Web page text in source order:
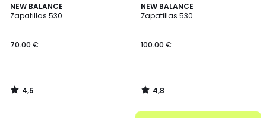
NEW BALANCE
Zapatillas 530
70.00 €
4,5
/ 5
4,5
/
NEW BALANCE
Zapatillas 530
100.00 €
4,8
/ 5
4,8
/